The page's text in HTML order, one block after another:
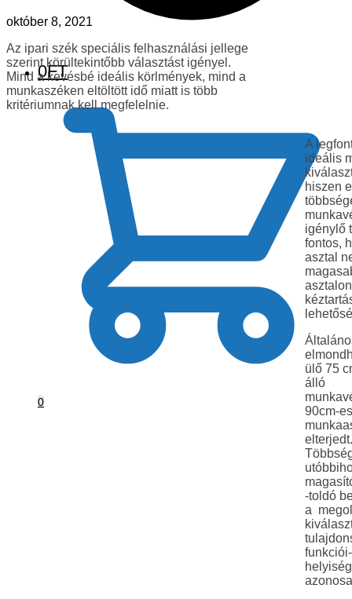
0FT
0
október 8, 2021
Az ipari szék speciális felhasználási jellege
szerint körültekintőbb választást igényel.
Mind a kevésbé ideális körlmények, mind a
munkaszéken eltöltött idő miatt is több
kritériumnak kell megfelelnie.
A
ideális
hiszen
igénylő
fontos,
asztal
ülő 75
álló
90cm-es
elterjedt.
-toldó
a